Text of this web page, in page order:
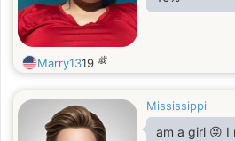
Marry1319 歳
Mississippi
am a girl 😜 I